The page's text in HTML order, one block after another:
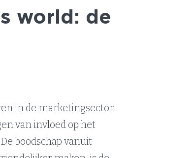
world: de
in de marketingsector
van invloed op het
boodschap vanuit